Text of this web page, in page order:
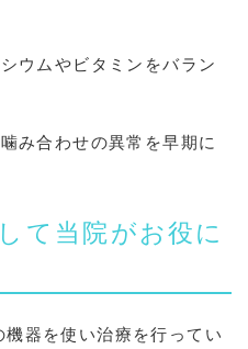
ウムやビタミンをバラン
み合わせの異常を早期に
て当院がお役に
器を使い治療を行ってい